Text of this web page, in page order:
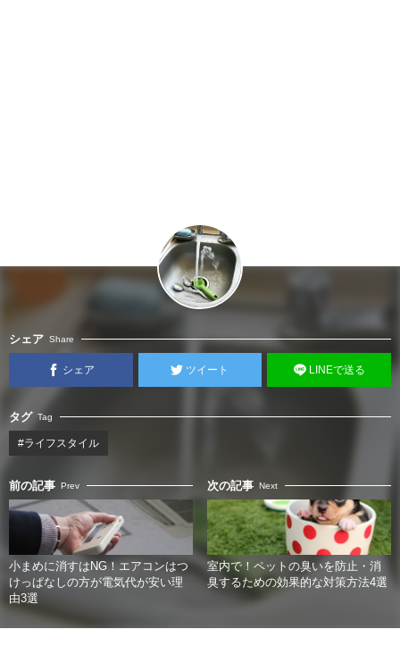
シェア Share
シェア ツイート LINEで送る
タグ Tag
#ライフスタイル
前の記事 Prev
小まめに消すはNG！エアコンはつ
けっぱなしの方が電気代が安い理
由3選
次の記事 Next
室内で！ペットの臭いを防止・消
臭するための効果的な対策方法4選